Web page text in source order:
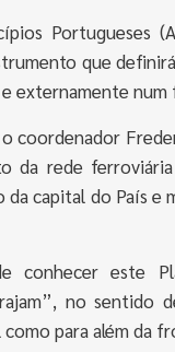
Portugueses
que
externamente
coordenador
da rede
capital do País e
conhecer este
no sentido
para além da